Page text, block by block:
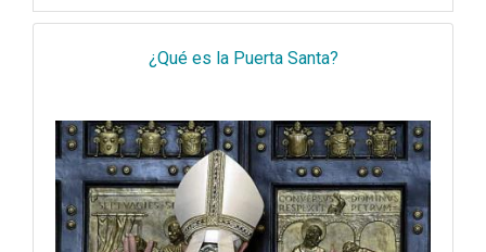
¿Qué es la Puerta Santa?